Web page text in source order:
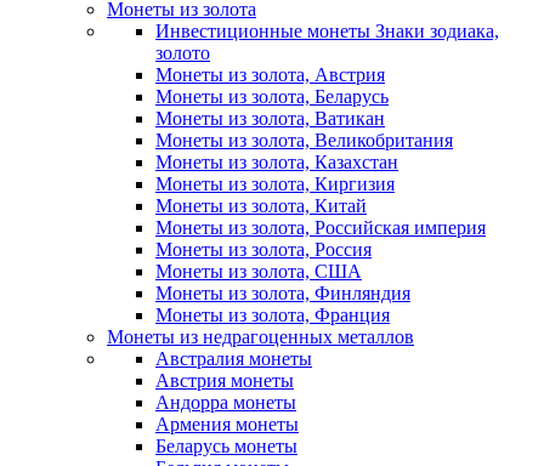
Монеты из золота
Инвестиционные монеты Знаки зодиака,
золото
Монеты из золота, Австрия
Монеты из золота, Беларусь
Монеты из золота, Ватикан
Монеты из золота, Великобритания
Монеты из золота, Казахстан
Монеты из золота, Киргизия
Монеты из золота, Китай
Монеты из золота, Российская империя
Монеты из золота, Россия
Монеты из золота, США
Монеты из золота, Финляндия
Монеты из золота, Франция
Монеты из недрагоценных металлов
Австралия монеты
Австрия монеты
Андорра монеты
Армения монеты
Беларусь монеты